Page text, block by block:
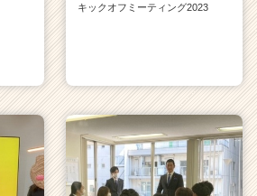
キックオフミーティング2023